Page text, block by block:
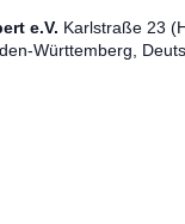
e.V. Karlstraße 23
Württemberg,